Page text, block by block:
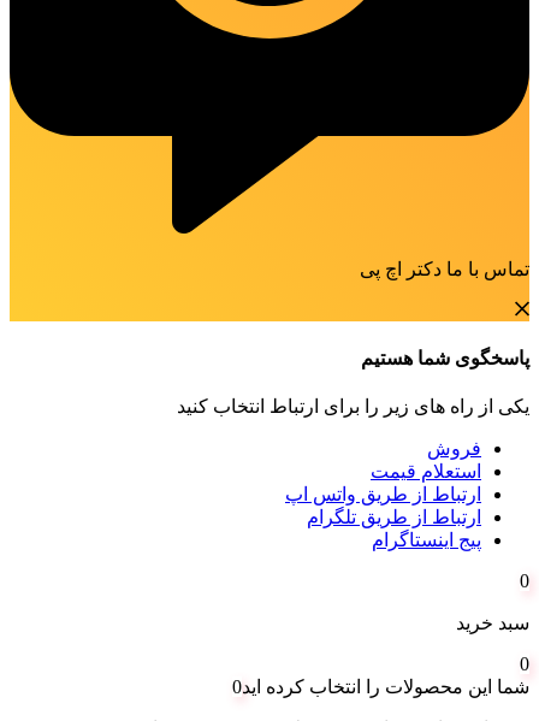
تماس با ما دکتر اچ پی
پاسخگوی شما هستیم
یکی از راه های زیر را برای ارتباط انتخاب کنید
فروش
استعلام قیمت
ارتباط از طریق واتس اپ
ارتباط از طریق تلگرام
پیج اینستاگرام
0
سبد خرید
0
شما این محصولات را انتخاب کرده اید0